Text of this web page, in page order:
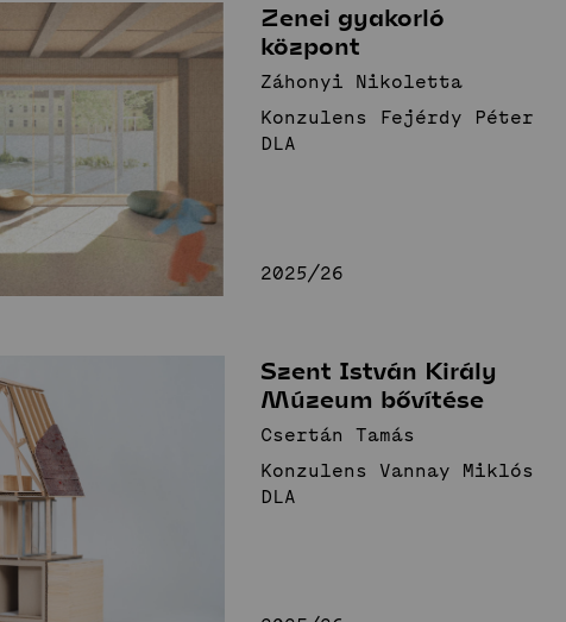
Zenei gyakorló
központ
Záhonyi Nikoletta
Konzulens Fejérdy Péter
DLA
2025/26
Szent István Király
Múzeum bővítése
Csertán Tamás
Konzulens Vannay Miklós
DLA